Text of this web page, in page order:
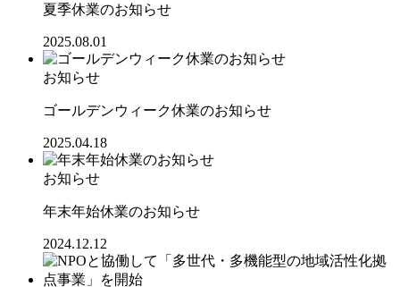
夏季休業のお知らせ
2025.08.01
お知らせ
ゴールデンウィーク休業のお知らせ
2025.04.18
お知らせ
年末年始休業のお知らせ
2024.12.12